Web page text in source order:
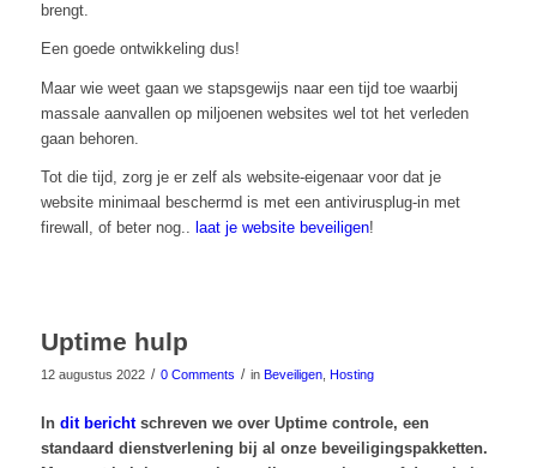
brengt.
Een goede ontwikkeling dus!
Maar wie weet gaan we stapsgewijs naar een tijd toe waarbij
massale aanvallen op miljoenen websites wel tot het verleden
gaan behoren.
Tot die tijd, zorg je er zelf als website-eigenaar voor dat je
website minimaal beschermd is met een antivirusplug-in met
firewall, of beter nog.. laat je website beveiligen!
Uptime hulp
12 augustus 2022 / 0 Comments / in Beveiligen, Hosting
In dit berichtschreven we over Uptime controle, een
standaard dienstverlening bij al onze beveiligingspakketten.